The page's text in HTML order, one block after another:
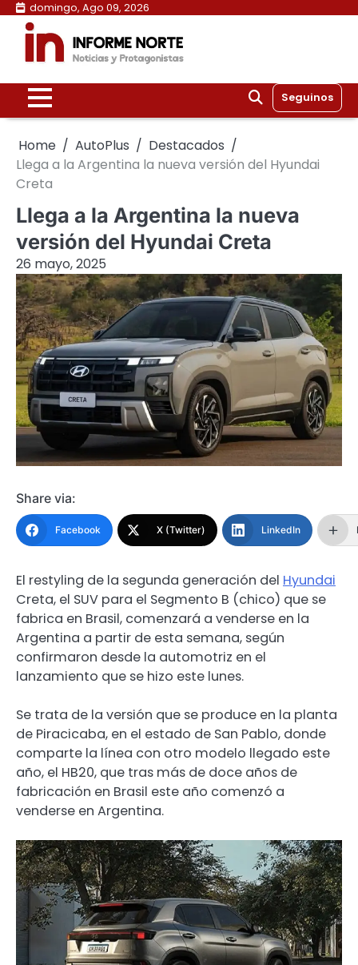
Skip
content
domingo, Ago 09, 2026
Seguinos
Home AutoPlus
Destacados
Llega a la Argentina la nueva versión del Hyundai
Creta
Llega a la Argentina la nueva
versión del Hyundai Creta
26 mayo, 2025
Share via:
Facebook X (Twitter) LinkedIn
El restyling de la segunda generación del Hyundai
Creta, el SUV para el Segmento B (chico) que se
fabrica en Brasil, comenzará a venderse en la
Argentina a partir de esta semana, según
confirmaron desde la automotriz en el
lanzamiento que se hizo este lunes.
Se trata de la versión que se produce en la planta
de Piracicaba, en el estado de San Pablo, donde
comparte la línea con otro modelo llegado este
año, el HB20, que tras más de doce años de
fabricación en Brasil este año comenzó a
venderse en Argentina.